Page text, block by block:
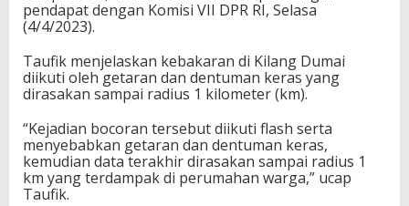
r
G
a
s
i
P
i
p
pendapat dengan Komisi VII DPR RI, Selasa
(4/4/2023).
Taufik menjelaskan kebakaran di Kilang Dumai
diikuti oleh getaran dan dentuman keras yang
dirasakan sampai radius 1 kilometer (km).
“Kejadian bocoran tersebut diikuti flash serta
menyebabkan getaran dan dentuman keras,
kemudian data terakhir dirasakan sampai radius 1
km yang terdampak di perumahan warga,” ucap
Taufik.